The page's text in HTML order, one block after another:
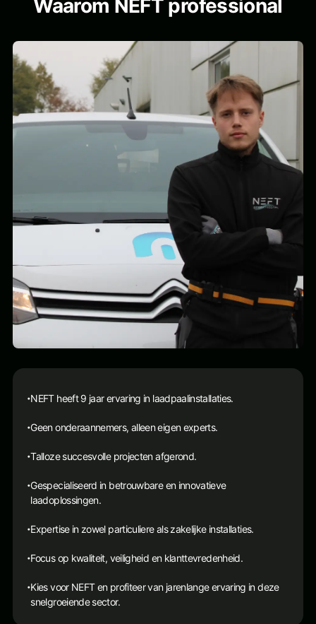
Waarom NEFT professional
•NEFT heeft 9 jaar ervaring in laadpaalinstallaties.
•Geen onderaannemers, alleen eigen experts.
•Talloze succesvolle projecten afgerond.
•Gespecialiseerd in betrouwbare en innovatieve
laadoplossingen.
•Expertise in zowel particuliere als zakelijke installaties.
•Focus op kwaliteit, veiligheid en klanttevredenheid.
•Kies voor NEFT en profiteer van jarenlange ervaring in deze
snelgroeiende sector.